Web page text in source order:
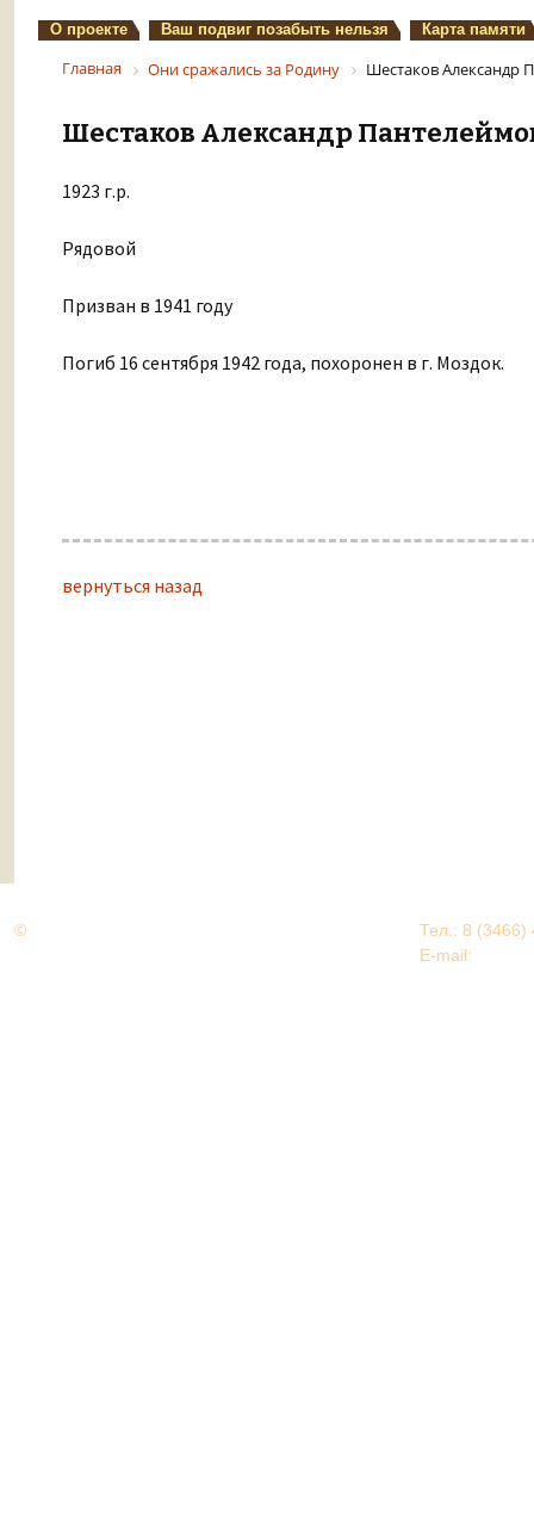
О проекте Ваш подвиг позабыть нельзя Карта памяти
Главная Они сражались за Родину Шестаков Александр
Шестаков Александр
1923 г.р.
Рядовой
Призван в 1941 году
Погиб 16 сентября 1942 года, похоронен в г. Моздок.
вернуться назад
©
Тел.: 8 (3466)
E-mail: